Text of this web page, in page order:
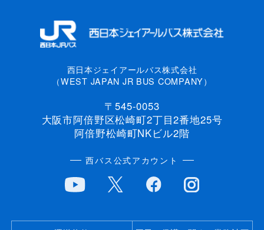
西日本ジェイアールバス株式会社
（WEST JAPAN JR BUS COMPANY）
〒545-0053
大阪市阿倍野区松崎町2丁目2番地25号
阿倍野松崎町NKビル2階
西バス公式アカウント